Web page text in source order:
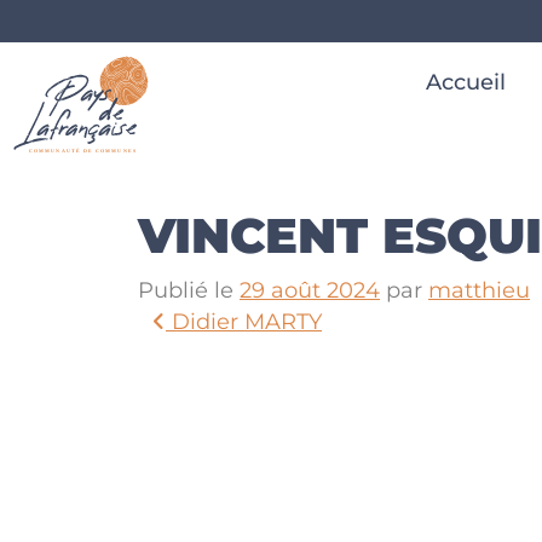
Accueil
VINCENT
Publié le 29 août 2024 par matthieu
Didier MARTY